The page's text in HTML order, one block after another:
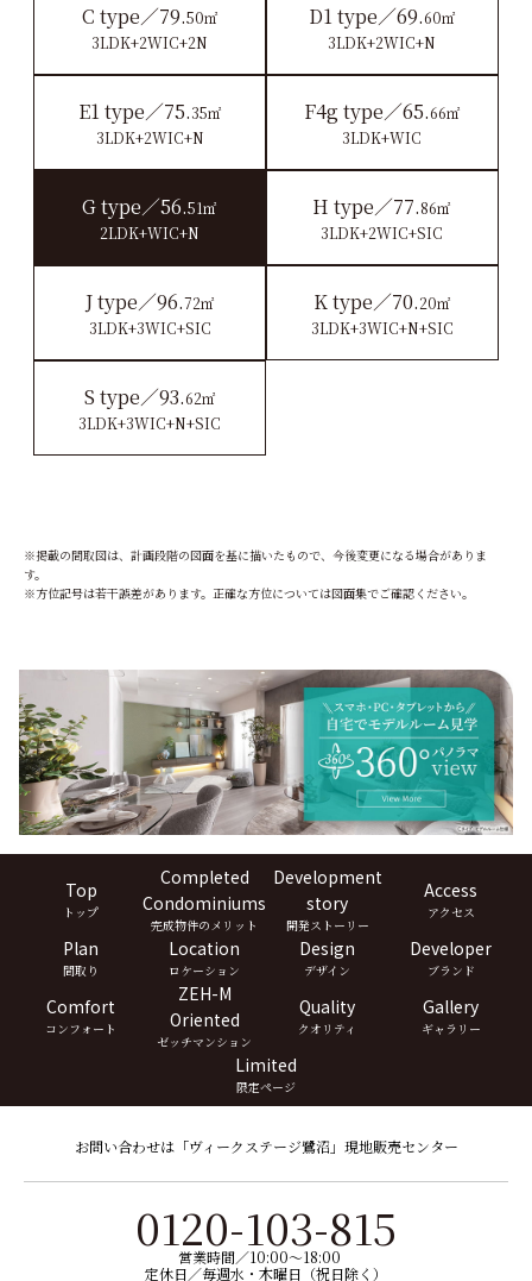
C type／79.50㎡
3LDK+2WIC+2N
D1 type／69.60㎡
3LDK+2WIC+N
E1 type／75.35㎡
3LDK+2WIC+N
F4g type／65.66㎡
3LDK+WIC
G type／56.51㎡
2LDK+WIC+N
H type／77.86㎡
3LDK+2WIC+SIC
J type／96.72㎡
3LDK+3WIC+SIC
K type／70.20㎡
3LDK+3WIC+N+SIC
S type／93.62㎡
3LDK+3WIC+N+SIC
※掲載の間取図は、計画段階の図面を基に描いたもので、今後変更になる場合がありま
す。
※方位記号は若干誤差があります。正確な方位については図面集でご確認ください。
Top
トップ
Completed
Condominiums
完成物件のメリット
Development
story
開発ストーリー
Access
アクセス
Plan
間取り
Location
ロケーション
Design
デザイン
Developer
ブランド
Comfort
コンフォート
ZEH-M
Oriented
ゼッチマンション
Quality
クオリティ
Gallery
ギャラリー
Limited
限定ページ
お問い合わせは「ヴィークステージ鷺沼」現地販売センター
0120-103-815
営業時間／10:00〜18:00
定休日／毎週水・木曜日（祝日除く）